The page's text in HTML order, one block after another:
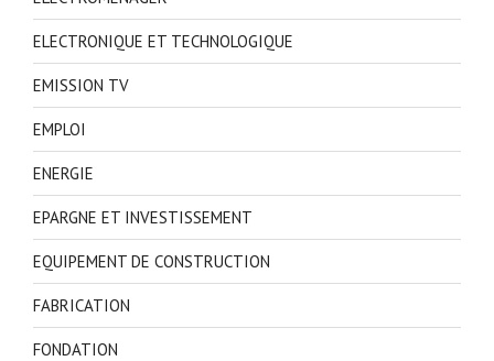
ELECTRONIQUE ET TECHNOLOGIQUE
EMISSION TV
EMPLOI
ENERGIE
EPARGNE ET INVESTISSEMENT
EQUIPEMENT DE CONSTRUCTION
FABRICATION
FONDATION